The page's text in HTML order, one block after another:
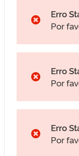
Erro
Por
Erro
Por
Erro
Por